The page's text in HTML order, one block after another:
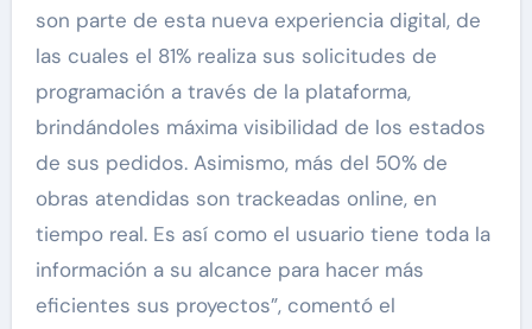
son parte de esta nueva experiencia digital, de
las cuales el 81% realiza sus solicitudes de
programación a través de la plataforma,
brindándoles máxima visibilidad de los estados
de sus pedidos. Asimismo, más del 50% de
obras atendidas son trackeadas online, en
tiempo real. Es así como el usuario tiene toda la
información a su alcance para hacer más
eficientes sus proyectos”, comentó el